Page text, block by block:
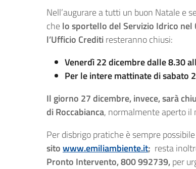
Nell’augurare a tutti un buon Natale e
chelo sportello del Servizio Idrico nel
l’Ufficio Creditiresteranno chiusi:
Venerdì 22 dicembre dalle 8.30
Per le intere mattinate di sabato
Il giorno 27 dicembre, invece, sarà
di Roccabianca, normalmente aperto
Per disbrigo pratiche è sempre
sitowww.emiliambiente.it; resta
Pronto Intervento, 800 992739,per